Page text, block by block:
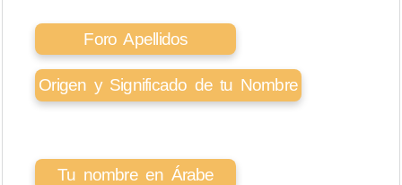
Foro Apellidos
Origen y Significado de tu Nombre
Tu nombre en Árabe